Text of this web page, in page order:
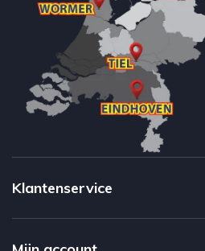
Klantenservice